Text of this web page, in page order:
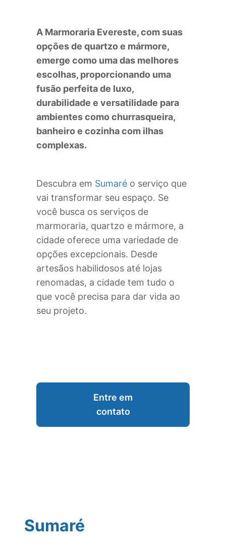
A Marmoraria Evereste, com suas
opções de quartzo e mármore,
emerge como uma das melhores
escolhas, proporcionando uma
fusão perfeita de luxo,
durabilidade e versatilidade para
ambientes como churrasqueira,
banheiro e cozinha com ilhas
complexas.
Descubra em Sumaré o serviço que
vai transformar seu espaço. Se
você busca os serviços de
marmoraria, quartzo e mármore, a
cidade oferece uma variedade de
opções excepcionais. Desde
artesãos habilidosos até lojas
renomadas, a cidade tem tudo o
que você precisa para dar vida ao
seu projeto.
Entre em
contato
Sumaré